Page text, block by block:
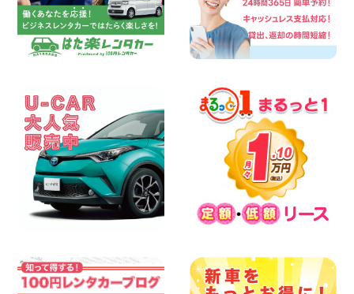
今週末空きあります☆ 大阪府 寝屋川太間
東町店
100円レンタカー 寝屋川太間東町
2026年08月06日
100円レンタカー 杉戸
2026年08月06日
今週末空きあります◎ カーシェア 墨田文
花店 東京都 墨田文花店
100円レンタカー 墨田文花
2026年08月06日
当社在庫車紹介【軽トラ】ハイゼットト
ラック 神奈川県 横浜旭南本宿町店
100円レンタカー 横浜旭南本宿町
2026年08月06日
のお知らせ!! 神奈川県 横浜弥生台店
100円レンタカー 横浜弥生台
2026年08月06日